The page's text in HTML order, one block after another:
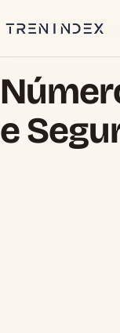
e